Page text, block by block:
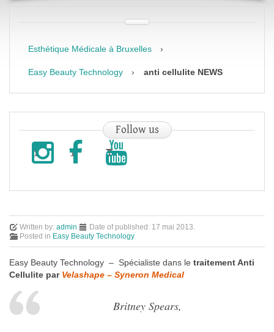
Esthétique Médicale à Bruxelles ›
Easy Beauty Technology › anti cellulite NEWS
Followus
Written by: admin Date of published: 17 mai 2013.
Posted in Easy Beauty Technology
Easy Beauty Technology – Spécialiste dans le traitement Anti
Cellulite par Velashape – Syneron Medical
Britney Spears,